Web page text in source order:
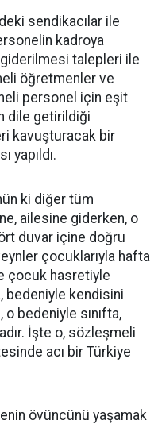
sendikacılar ile
kadroya
giderilmesi talepleri ile
öğretmenler ve
personel için eşit
dile getirildiği
kavuşturacak bir
yapıldı.
ki diğer tüm
ailesine giderken, o
duvar içine doğru
çocuklarıyla hafta
çocuk hasretiyle
bedeniyle kendisini
bedeniyle sınıfta,
İşte o, sözleşmeli
acı bir Türkiye
övüncünü yaşamak